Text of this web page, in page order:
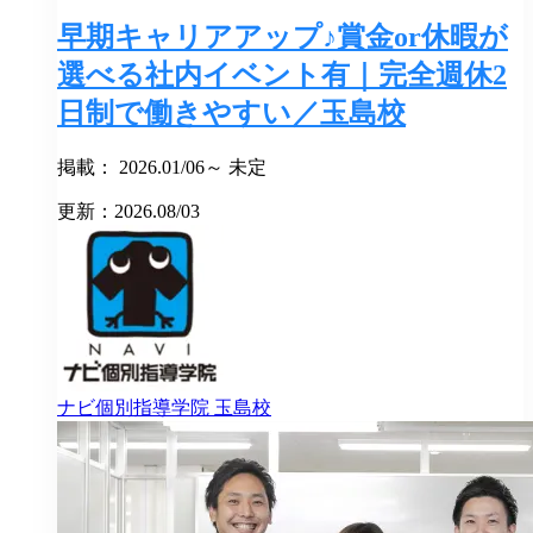
早期キャリアアップ♪賞金or休暇が
選べる社内イベント有｜完全週休2
日制で働きやすい／玉島校
掲載： 2026.01/06～ 未定
更新：2026.08/03
ナビ個別指導学院 玉島校